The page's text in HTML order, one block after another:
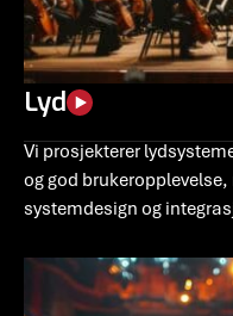
Lyd
Vi prosjekterer
og god
systemdesign og